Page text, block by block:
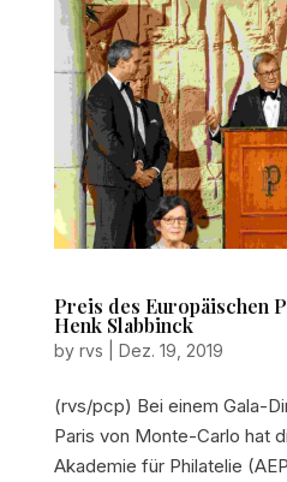
Preis des Europäischen
Henk Slabbinck
by rvs Dez. 19, 2019
(rvs/pcp) Bei einem Gala-
Paris von Monte-Carlo hat
Akademie für Philatelie